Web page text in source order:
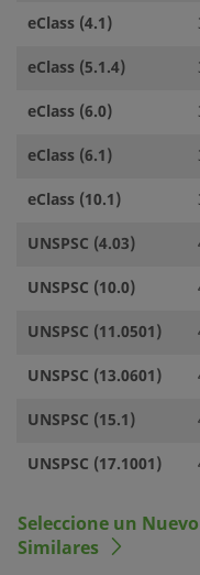
eClass (4.1)
eClass (5.1.4)
eClass (6.0)
eClass (6.1)
eClass (10.1)
UNSPSC (4.03)
UNSPSC (10.0)
UNSPSC (11.0501)
UNSPSC (13.0601)
UNSPSC (15.1)
UNSPSC (17.1001)
Seleccione un
Similares